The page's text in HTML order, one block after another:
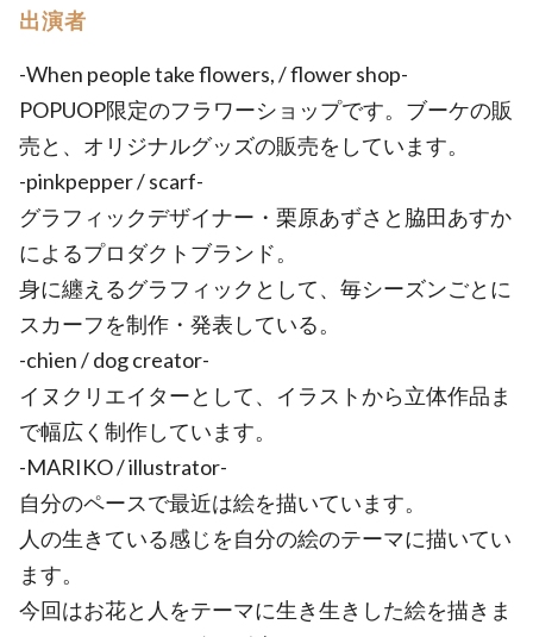
出演者
-When people take flowers, / flower shop-
POPUOP限定のフラワーショップです。ブーケの販
売と、オリジナルグッズの販売をしています。
-pinkpepper / scarf-
グラフィックデザイナー・栗原あずさと脇田あすか
によるプロダクトブランド。
身に纏えるグラフィックとして、毎シーズンごとに
スカーフを制作・発表している。
-chien / dog creator-
イヌクリエイターとして、イラストから立体作品ま
で幅広く制作しています。
-MARIKO / illustrator-
自分のペースで最近は絵を描いています。
人の生きている感じを自分の絵のテーマに描いてい
ます。
今回はお花と人をテーマに生き生きした絵を描きま